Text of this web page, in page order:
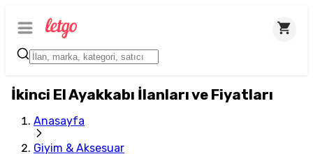
İkinci El Ayakkabı İlanları ve Fiyatları
Anasayfa
Giyim & Aksesuar